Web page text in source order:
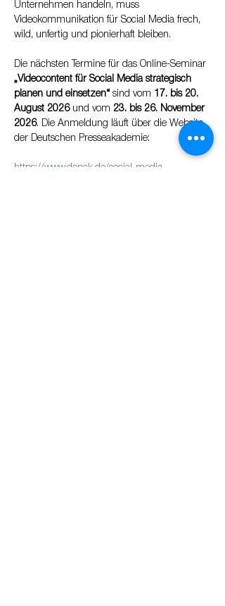
Unternehmen handeln, muss
Videokommunikation für Social Media frech,
wild, unfertig und pionierhaft bleiben.
Die nächsten Termine für das Online-Seminar
„Videocontent für Social Media strategisch
planen und einsetzen“ sind vom 17. bis 20.
August 2026 und vom 23. bis 26. November
2026. Die Anmeldung läuft über die Website
der Deutschen Presseakademie:
https://www.depak.de/social-media-